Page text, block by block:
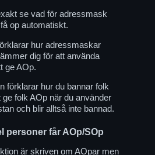
se vad för adressmask
op automatiskt.
hur adressmaskar
dig för att använda
ge AOp.
förklarar hur du bannar folk
folk AOp när du använder
och blir alltså inte bannad.
personer får AOp/SOp
är skriven om AOpar men